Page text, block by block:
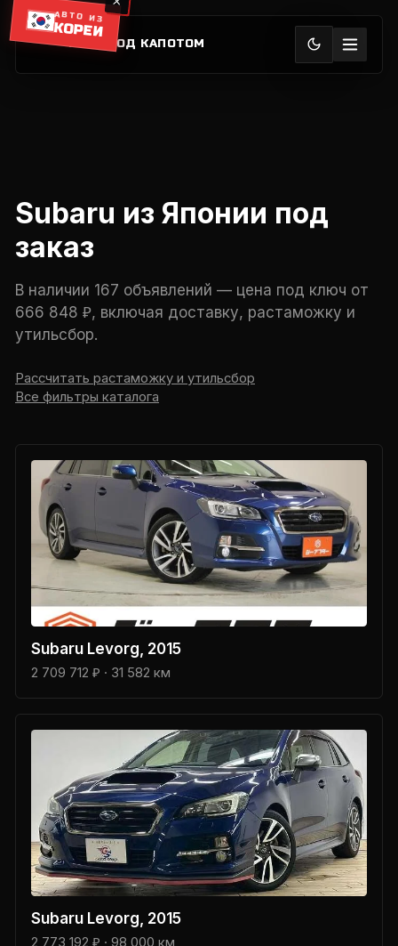
АЗИЯ ПОД КАПОТОМ
Subaru из Японии под
заказ
В наличии 167 объявлений — цена под ключ от
666 848 ₽, включая доставку, растаможку и
утильсбор.
Рассчитать растаможку и утильсбор
Все фильтры каталога
Subaru Levorg , 2015
2 709 712 ₽ · 31 582 км
Subaru Levorg , 2015
2 773 192 ₽ · 98 000 км
АВТО ИЗ
КОРЕИ